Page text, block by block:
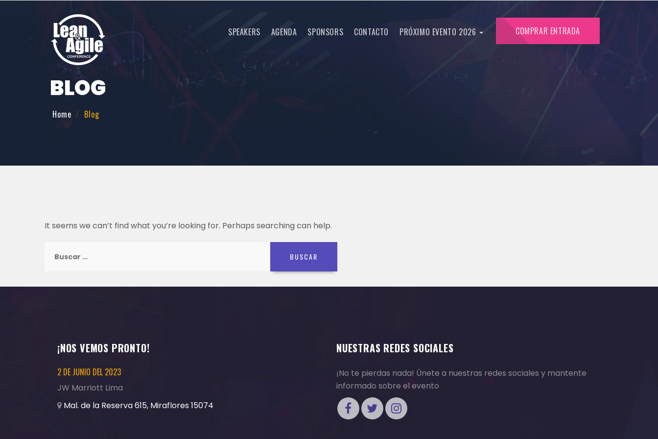
SPEAKERS AGENDA SPONSORS CONTACTO PRÓXIMO EVENTO 2026 COMPRAR ENTRADA
BLOG
Home Blog
It seems we can’t find what you’re looking for. Perhaps searching can help.
¡NOS VEMOS PRONTO!
2 DE JUNIO DEL 2023
JW Marriott Lima
Mal. de la Reserva 615, Miraflores 15074
NUESTRAS REDES SOCIALES
¡No te pierdas nada! Únete a nuestras redes sociales y mantente
informado sobre el evento